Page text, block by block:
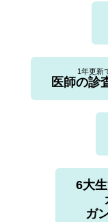
1年更新
医師の診
6大
ガ